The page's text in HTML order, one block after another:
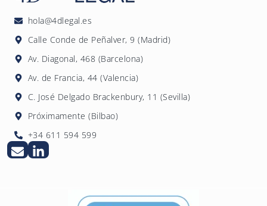
hola@4dlegal.es
Calle Conde de Peñalver, 9 (Madrid)
Av. Diagonal, 468 (Barcelona)
Av. de Francia, 44 (Valencia)
C. José Delgado Brackenbury, 11 (Sevilla)
Próximamente (Bilbao)
+34 611 594 599